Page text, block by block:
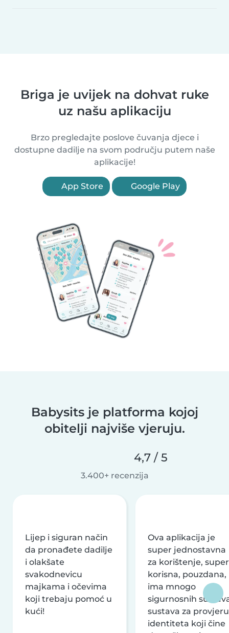
Briga je uvijek na dohvat ruke
uz našu aplikaciju
Brzo pregledajte poslove čuvanja djece i
dostupne dadilje na svom području putem naše
aplikacije!
App Store Google Play
Babysits je platforma kojoj
obitelji najviše vjeruju.
4,7 / 5
3.400+ recenzija
Lijep i siguran način
da pronađete dadilje
i olakšate
svakodnevicu
majkama i očevima
koji trebaju pomoć u
kući!
Ova aplikacija je
super jednostavna
za korištenje, super
korisna, pouzdana,
ima mnogo
sigurnosnih
sustava za provjeru
identiteta koji čine